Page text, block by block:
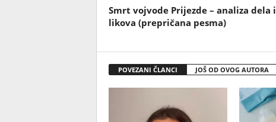
Smrt vojvode Prijezde – analiza dela i
likova (prepričana pesma)
POVEZANI ČLANCI JOŠ OD OVOG AUTORA